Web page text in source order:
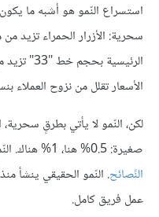
استسراع النّمو هو أشبه ما
الأسعار تقلل من نزوح العملاء بنسبة
لكن، النّمو لا يأتي بطرقٍ
صغيرة: 0.5% هنا، 1% هناك. النّمو الحقيقي يحتاج إلى كبير كبير من
النًصائح. النّمو الحقيقي ينشأ
عمل فريق كامل.